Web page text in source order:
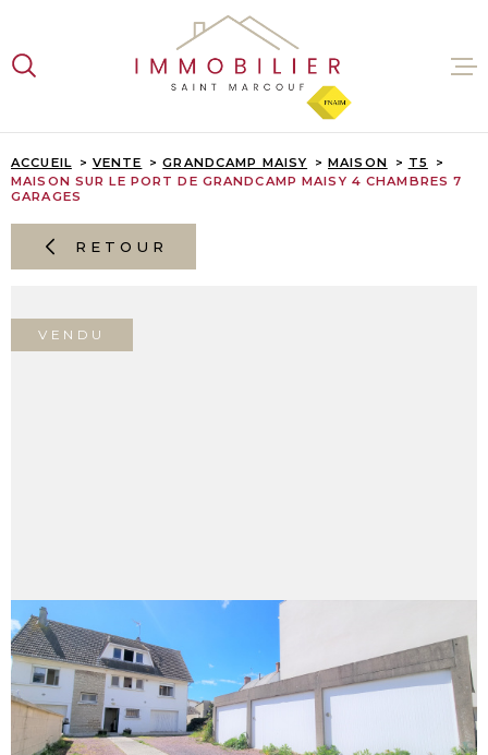
la
recherche
menu
principal
contenu
ACCUEIL VENTE GRANDCAMP MAISY MAISON
T5
MAISON SUR LE PORT DE GRANDCAMP MAISY 4 CHAMBRES 7
GARAGES
RETOUR
VENDU